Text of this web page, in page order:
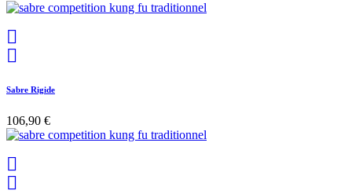


Sabre Rigide
106,90 €

